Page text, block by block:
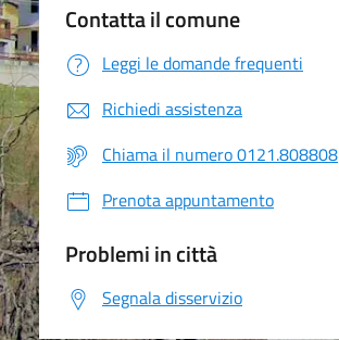
Contatta il comune
Leggi le domande frequenti
Richiedi assistenza
Chiama il numero 0121.808808
Prenota appuntamento
Problemi in città
Segnala disservizio